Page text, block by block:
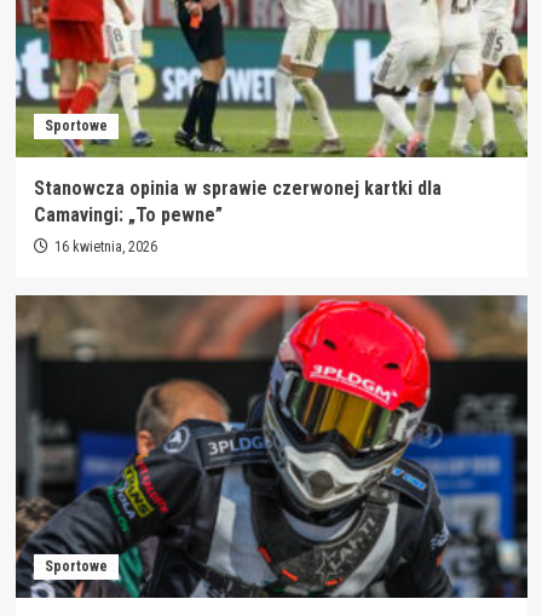
Sportowe
Stanowcza opinia w sprawie czerwonej kartki dla
Camavingi: „To pewne”
16 kwietnia, 2026
Sportowe